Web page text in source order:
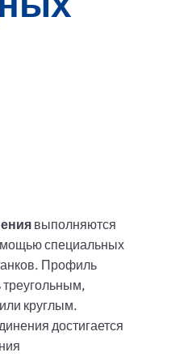
выполняются
специальных
Профиль
круглым.
достигается